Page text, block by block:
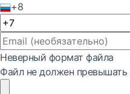
+8
Неверный формат файла
Файл не должен превышать